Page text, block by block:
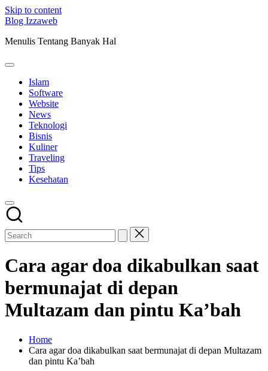
Skip to content
Blog Izzaweb
Menulis Tentang Banyak Hal
Islam
Software
Website
News
Teknologi
Bisnis
Kuliner
Traveling
Tips
Kesehatan
Cara agar doa dikabulkan saat
bermunajat di depan
Multazam dan pintu Ka’bah
Home
Cara agar doa dikabulkan saat bermunajat di depan Multazam
dan pintu Ka’bah